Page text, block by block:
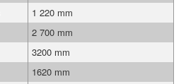
1 220 mm
2 700 mm
3200 mm
1620 mm